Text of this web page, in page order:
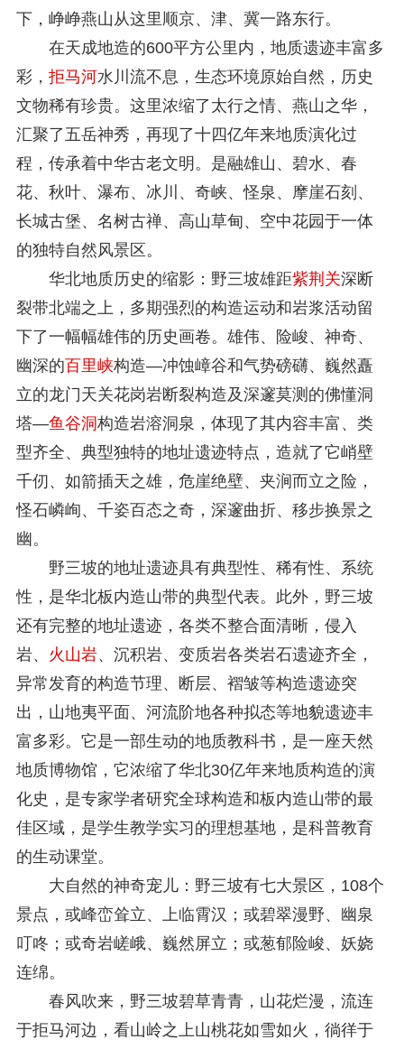
下，峥峥燕山从这里顺京、津、冀一路东行。
在天成地造的600平方公里内，地质遗迹丰富多
彩， 拒马河水川流不息，生态环境原始自然，历史
文物稀有珍贵。这里浓缩了太行之情、燕山之华，
汇聚了五岳神秀，再现了十四亿年来地质演化过
程，传承着中华古老文明。是融雄山、碧水、春
花、秋叶、瀑布、冰川、奇峡、怪泉、摩崖石刻、
长城古堡、名树古禅、高山草甸、空中花园于一体
的独特自然风景区。
华北地质历史的缩影：野三坡雄距紫荆关深断
裂带北端之上，多期强烈的构造运动和岩浆活动留
下了一幅幅雄伟的历史画卷。雄伟、险峻、神奇、
幽深的百里峡构造—冲蚀嶂谷和气势磅礴、巍然矗
立的龙门天关花岗岩断裂构造及深邃莫测的佛懂洞
塔—鱼谷洞构造岩溶洞泉，体现了其内容丰富、类
型齐全、典型独特的地址遗迹特点，造就了它峭壁
千仞、如箭插天之雄，危崖绝壁、夹涧而立之险，
怪石嶙峋、千姿百态之奇，深邃曲折、移步换景之
幽。
野三坡的地址遗迹具有典型性、稀有性、系统
性，是华北板内造山带的典型代表。此外，野三坡
还有完整的地址遗迹，各类不整合面清晰，侵入
岩、 火山岩、沉积岩、变质岩各类岩石遗迹齐全，
异常发育的构造节理、断层、褶皱等构造遗迹突
出，山地夷平面、河流阶地各种拟态等地貌遗迹丰
富多彩。它是一部生动的地质教科书，是一座天然
地质博物馆，它浓缩了华北30亿年来地质构造的演
化史，是专家学者研究全球构造和板内造山带的最
佳区域，是学生教学实习的理想基地，是科普教育
的生动课堂。
大自然的神奇宠儿：野三坡有七大景区，108个
景点，或峰峦耸立、上临霄汉；或碧翠漫野、幽泉
叮咚；或奇岩嵯峨、巍然屏立；或葱郁险峻、妖娆
连绵。
春风吹来，野三坡碧草青青，山花烂漫，流连
于拒马河边，看山岭之上山桃花如雪如火，徜徉于